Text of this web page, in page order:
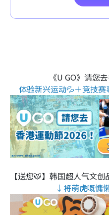
《U GO》请您
体验新兴运动💦＋竞技
【送您🐯】韩国超人气文创
↓将萌虎嘅慵